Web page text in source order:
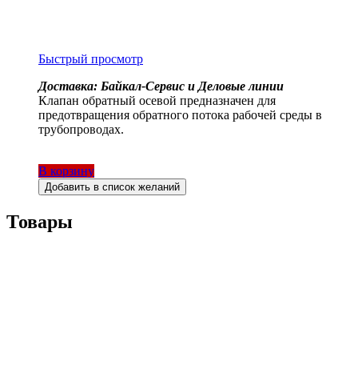
Быстрый просмотр
Доставка: Байкал-Сервис и Деловые линии
Клапан обратный осевой предназначен для
предотвращения обратного потока рабочей среды в
трубопроводах.
В корзину
Добавить в список желаний
Товары